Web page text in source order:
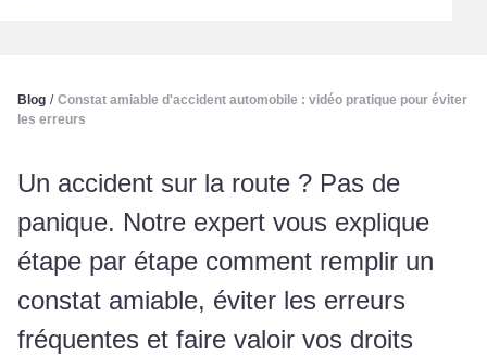
Blog / Constat amiable d'accident automobile : vidéo pratique pour éviter
les erreurs
Un accident sur la route ? Pas de
panique. Notre expert vous explique
étape par étape comment remplir un
constat amiable, éviter les erreurs
fréquentes et faire valoir vos droits